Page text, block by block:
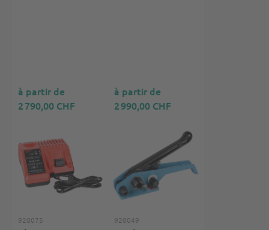
à partir de
2 790,00 CHF
à partir de
2 990,00 CHF
920075 920049